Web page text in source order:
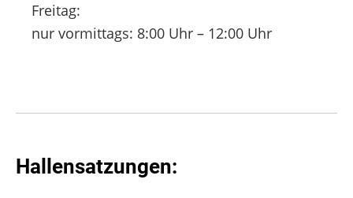
Freitag:
nur vormittags: 8:00 Uhr – 12:00 Uhr
Hallensatzungen: